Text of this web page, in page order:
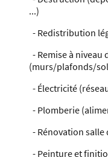
...)
- Redistribution
- Remise à niveau
(murs/plafonds/
- Électricité
- Plomberie
- Rénovation
- Peinture et